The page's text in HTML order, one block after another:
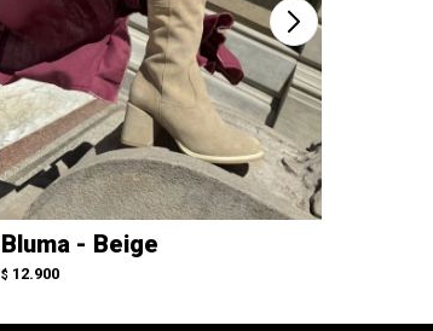
Bluma - Beige
$ 12.900